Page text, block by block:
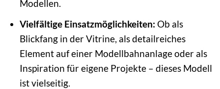
Modellen.
Vielfältige Einsatzmöglichkeiten: Ob als
Blickfang in der Vitrine, als detailreiches
Element auf einer Modellbahnanlage oder als
Inspiration für eigene Projekte – dieses Modell
ist vielseitig.